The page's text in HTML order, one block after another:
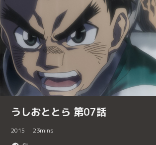
うしおととら 第07話
2015 23mins